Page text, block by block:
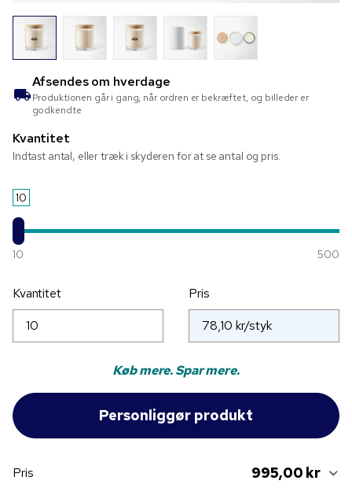
Afsendes om hverdage
Produktionen går i gang, når ordren er bekræftet, og billeder er
godkendte
Kvantitet
Indtast antal, eller træk i skyderen for at se antal og pris.
10
10 500
Kvantitet Pris
Køb mere. Spar mere.
Pris 995,00 kr